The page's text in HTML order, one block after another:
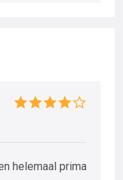
helemaal prima